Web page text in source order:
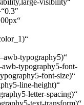
visibility“
typography5)“
typography5-font-
font-size)“
line-height)“
letter-spacing)“
text-transform)“